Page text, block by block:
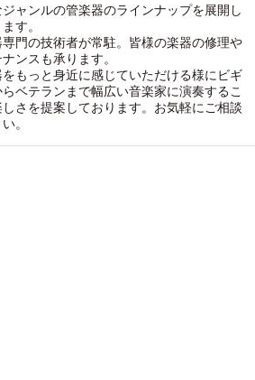
ャンルの管楽器のラインナップを展開し
す。
門の技術者が常駐。皆様の楽器の修理や
ンスも承ります。
もっと身近に感じていただける様にビギ
ベテランまで幅広い音楽家に演奏するこ
しさを提案しております。お気軽にご相談
。